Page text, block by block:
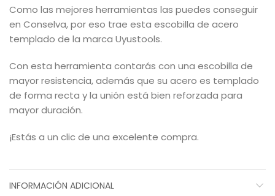
Como las mejores herramientas las puedes conseguir
en Conselva, por eso trae esta escobilla de acero
templado de la marca Uyustools.
Con esta herramienta contarás con una escobilla de
mayor resistencia, además que su acero es templado
de forma recta y la unión está bien reforzada para
mayor duración.
¡Estás a un clic de una excelente compra.
INFORMACIÓN ADICIONAL